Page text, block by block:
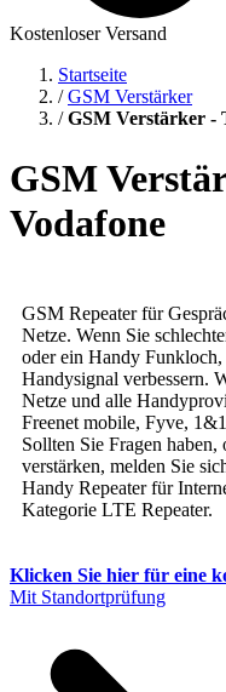
Kostenloser Versand
Startseite
/GSM Verstärker
/GSM Verstärker -
GSM
Vodafone
GSM Repeater für
Netze. Wenn Sie
oder ein Handy
Handysignal verbessern.
Netze und alle
Freenet mobile, Fyve,
Sollten Sie Fragen
verstärken, melden Sie
Handy Repeater für
Kategorie LTE Repeater.
Klicken Sie hier für eine
Mit Standortprüfung